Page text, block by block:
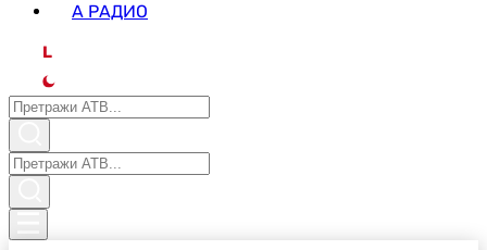
А РАДИО
L